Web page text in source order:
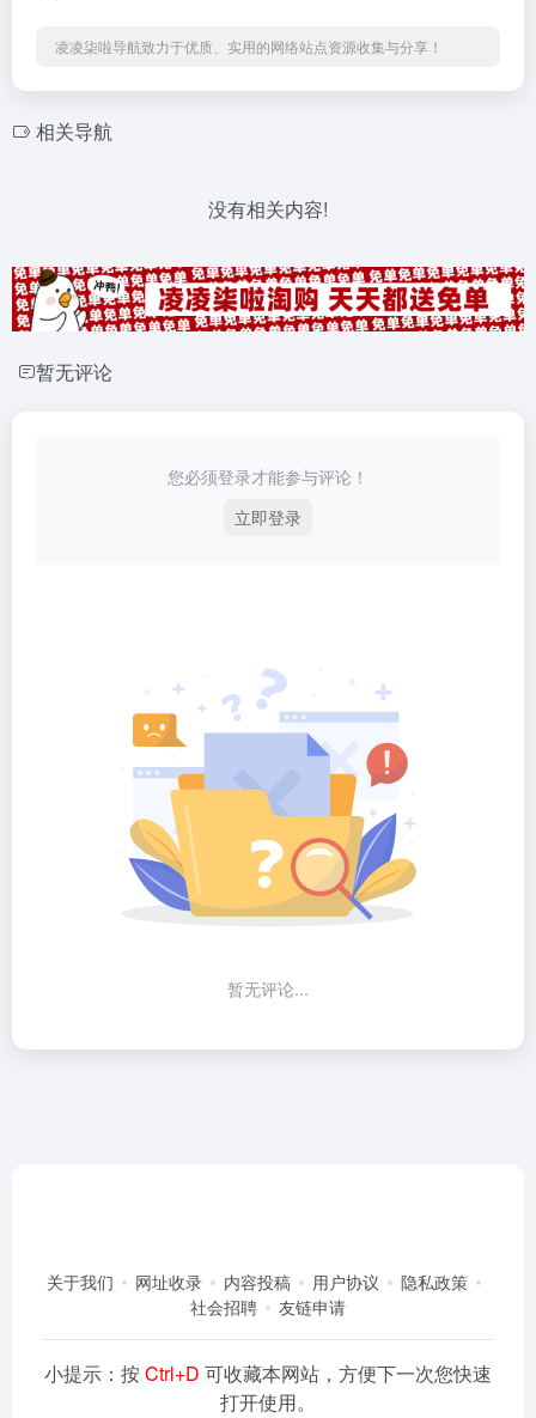
凌凌柒啦导航致力于优质、实用的网络站点资源收集与分享！
相关导航
没有相关内容!
暂无评论
您必须登录才能参与评论！
立即登录
暂无评论...
关于我们 网址收录 内容投稿 用户协议
隐私政策
社会招聘
友链申请
小提示：按Ctrl+D 可收藏本网站，方便下一次您快速
打开使用。